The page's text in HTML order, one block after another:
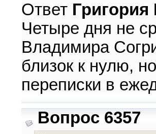
Ответ
Четыре дня не
Владимира
близок к нулю,
переписки в
Вопрос 6357